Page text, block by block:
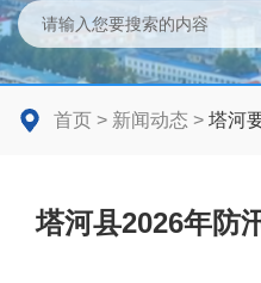
首页 > 新闻动态 > 塔河
塔河县2026年防